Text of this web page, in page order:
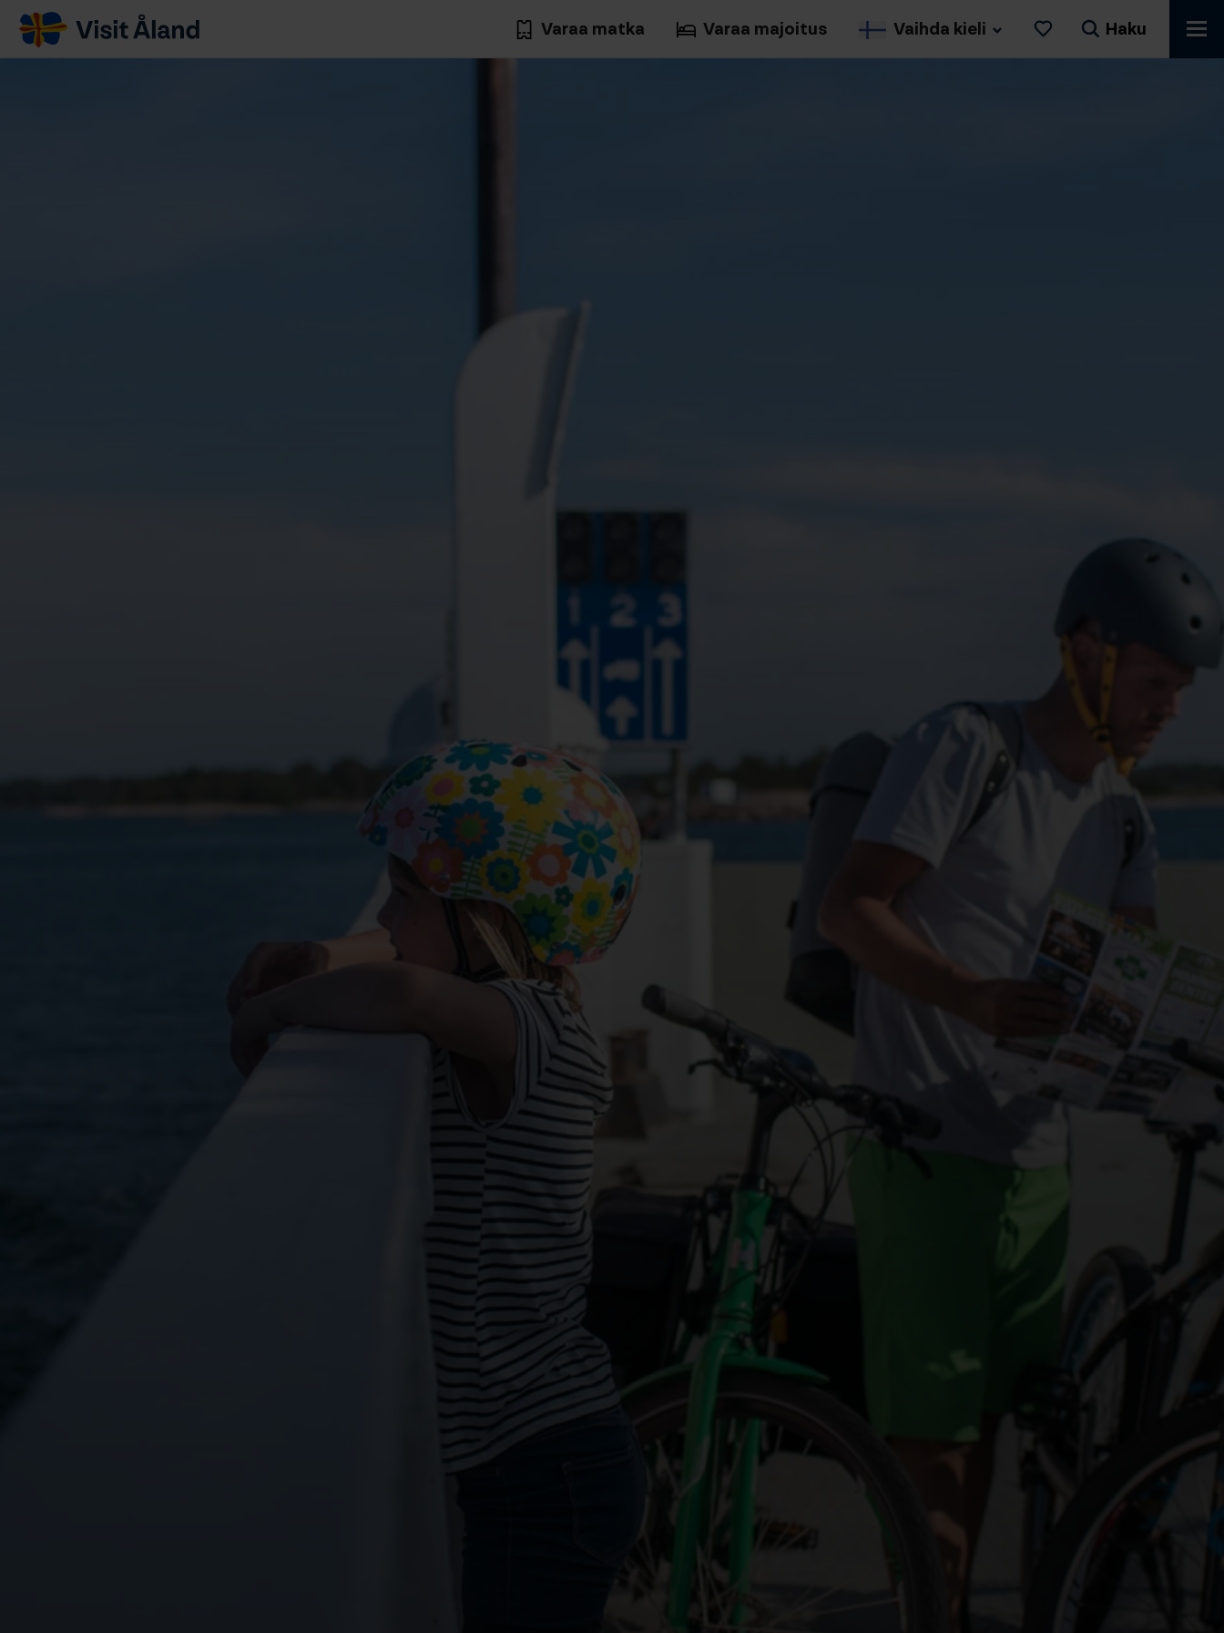
Visit
Åland
Varaa matka Varaa majoitus Vaihda kieli
Tykkäykset
Haku